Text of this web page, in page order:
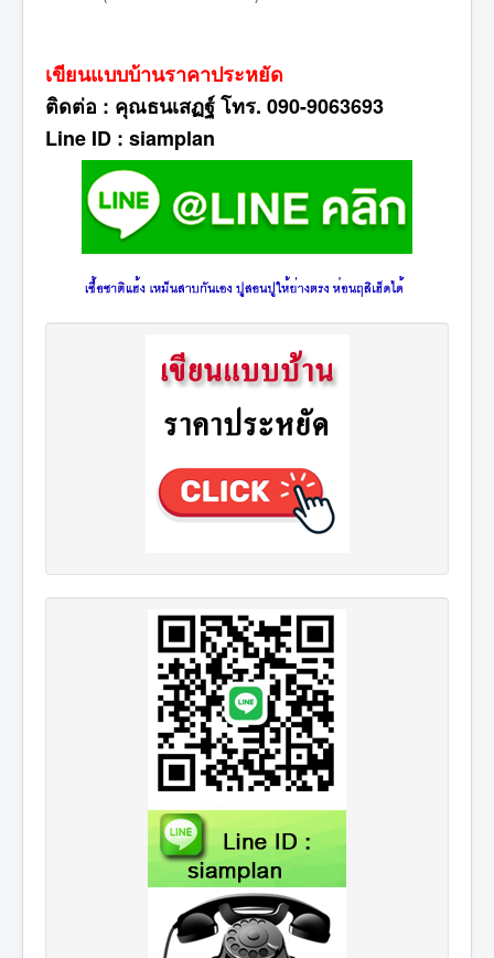
เขียนแบบบ้านราคาประหยัด
ติดต่อ : คุณธนเสฏฐ์ โทร. 090-9063693
Line ID : siamplan